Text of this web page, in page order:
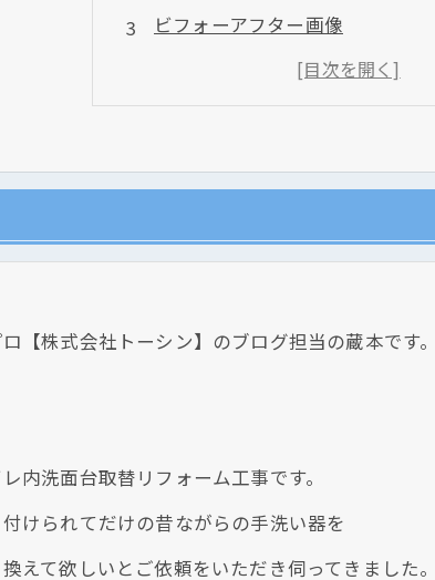
ビフォーアフター画像
【株式会社トーシン】のブログ担当の蔵本です。
内洗面台取替リフォーム工事です。
けられてだけの昔ながらの手洗い器を
えて欲しいとご依頼をいただき伺ってきました。